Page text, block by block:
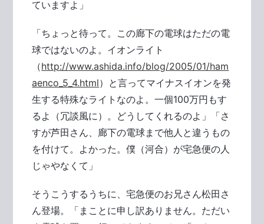
ていますよ」
「ちょっと待って。この廊下の電球はただの電
球ではないのよ。イオンライト
（http://www.ashida.info/blog/2005/01/ham
aenco_5_4.html）と言ってマイナスイオンを発
生する特殊なライトなのよ。一個100万円もす
るよ（冗談風に）。どうしてくれるのよ」「さ
すが芦田さん、廊下の電球まで他人と違うもの
を付けて。よかった。僕（河合）が宅急便の人
じゃやなくて」
そうこうするうちに、宅急便のお兄さん松田さ
ん登場。「まことに申し訳ありません。ただい